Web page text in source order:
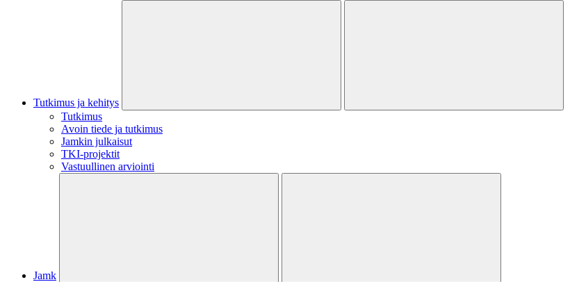
Tutkimus ja kehitys
Tutkimus
Avoin tiede ja tutkimus
Jamkin julkaisut
TKI-projektit
Vastuullinen arviointi
Jamk